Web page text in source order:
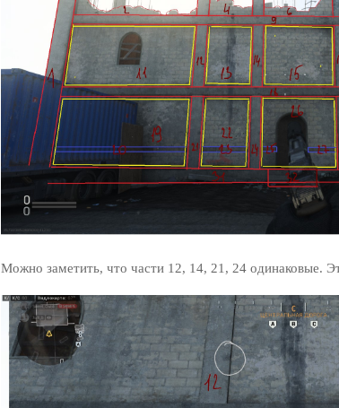
Можно заметить, что части 12, 14, 21, 24 одинаковые.